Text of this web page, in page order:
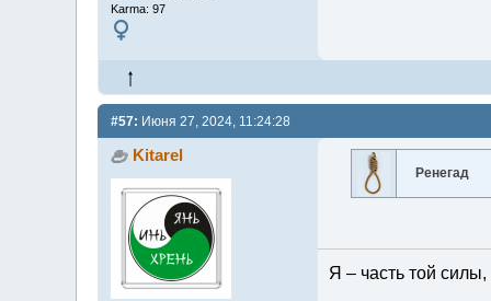
Karma: 97
#57: Июня 27, 2024, 11:24:28
Kitarel
Ренегад
Я – часть той силы,